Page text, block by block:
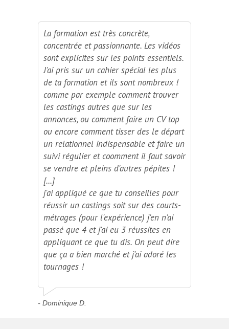
La formation est très concrète,
concentrée et passionnante. Les vidéos
sont explicites sur les points essentiels.
J'ai pris sur un cahier spécial les plus
de ta formation et ils sont nombreux !
comme par exemple comment trouver
les castings autres que sur les
annonces, ou comment faire un CV top
ou encore comment tisser des le départ
un relationnel indispensable et faire un
suivi régulier et coomment il faut savoir
se vendre et pleins d'autres pépites !
[...]
j'ai appliqué ce que tu conseilles pour
réussir un castings soit sur des courts-
métrages (pour l'expérience) j'en n'ai
passé que 4 et j'ai eu 3 réussites en
appliquant ce que tu dis. On peut dire
que ça a bien marché et j'ai adoré les
tournages !
- Dominique D.